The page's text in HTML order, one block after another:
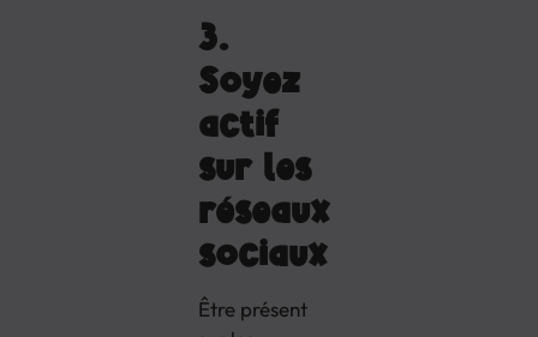
3.
Soyez
actif
sur les
réseaux
sociaux
Être présent